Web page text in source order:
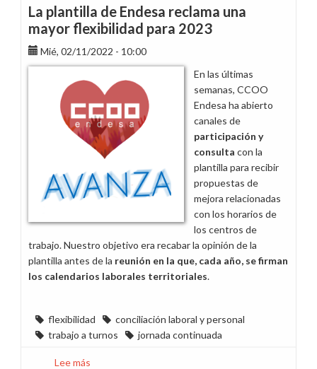
calendarios
laborales
de
2024
en
Aragón
La plantilla de Endesa reclama una
mayor flexibilidad para 2023
Mié, 02/11/2022 - 10:00
En las últimas
semanas, CCOO
Endesa ha abierto
canales de
participación y
consulta con la
plantilla para recibir
propuestas de
mejora relacionadas
con los horarios de
los centros de
trabajo. Nuestro objetivo era recabar la opinión de la
plantilla antes de la reunión en la que, cada año, se firman
los calendarios laborales territoriales.
flexibilidad
conciliación laboral y personal
trabajo a turnos
jornada continuada
Lee más